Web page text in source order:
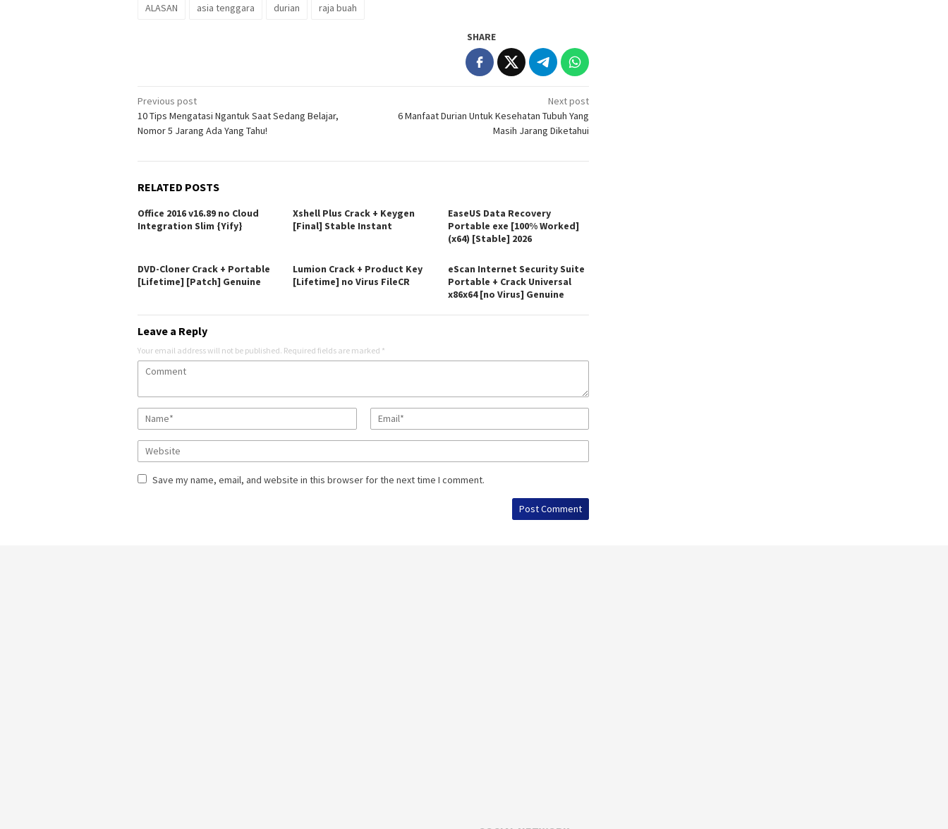
ALASAN asia tenggara durian raja buah
SHARE
Post
navigation
Previous post
10 Tips Mengatasi Ngantuk Saat Sedang Belajar,
Nomor 5 Jarang Ada Yang Tahu!
Next post
6 Manfaat Durian Untuk Kesehatan Tubuh Yang
Masih Jarang Diketahui
RELATED POSTS
Office 2016 v16.89 no Cloud
Integration Slim {Yify}
Xshell Plus Crack + Keygen
[Final] Stable Instant
EaseUS Data Recovery
Portable exe [100% Worked]
(x64) [Stable] 2026
DVD-Cloner Crack + Portable
[Lifetime] [Patch] Genuine
Lumion Crack + Product Key
[Lifetime] no Virus FileCR
eScan Internet Security Suite
Portable + Crack Universal
x86x64 [no Virus] Genuine
Leave a Reply
Your email address will not be published. Required fields are marked *
Save my name, email, and website in this browser for the next time I comment.